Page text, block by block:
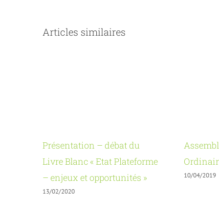
Articles similaires
Présentation – débat du
Livre Blanc « Etat Plateforme
– enjeux et opportunités »
13/02/2020
10/04/2019